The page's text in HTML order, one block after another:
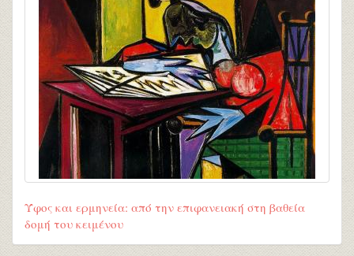
Ύφος και ερμηνεία: από την επιφανειακή στη βαθεία
δομή του κειμένου